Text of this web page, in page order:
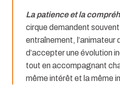
La patience et la
cirque demandent
entraînement, l’animateur
d’accepter une évolution
tout en accompagnant
même intérêt et la même